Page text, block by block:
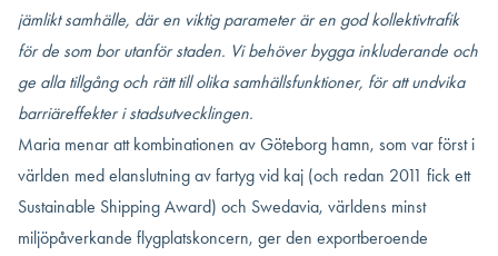
jämlikt samhälle, där en viktig parameter är en god kollektivtrafik
för de som bor utanför staden. Vi behöver bygga inkluderande och
ge alla tillgång och rätt till olika samhällsfunktioner, för att undvika
barriäreffekter i stadsutvecklingen.
Maria menar att kombinationen av Göteborg hamn, som var först i
världen med elanslutning av fartyg vid kaj (och redan 2011 fick ett
Sustainable Shipping Award) och Swedavia, världens minst
miljöpåverkande flygplatskoncern, ger den exportberoende